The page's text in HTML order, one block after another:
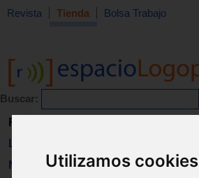
Utilizamos cookies
Revista Tienda Bolsa Trabajo
Buscar:
Revista
Libros
Material